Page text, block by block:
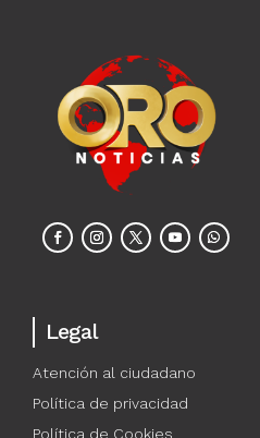
Legal
Atención al ciudadano
Política de privacidad
Política de Cookies